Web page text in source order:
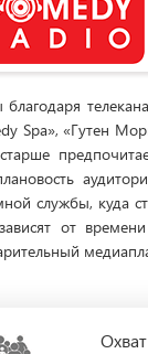
благодаря
Spa», «Гутен
службы, куда
от
Охват